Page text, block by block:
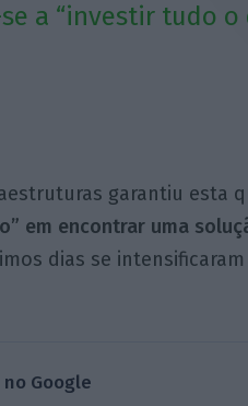
a “investir tudo o
garantiu esta
em encontrar uma
dias se
Google